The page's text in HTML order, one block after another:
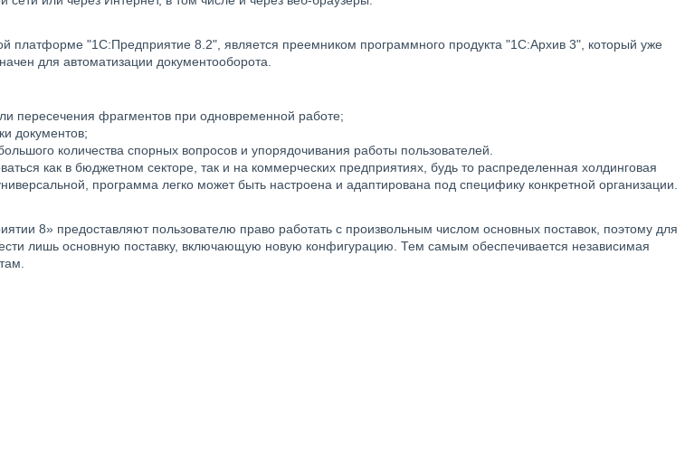
платформе "1С:Предприятие 8.2", является преемником программного продукта "1С:Архив 3", который уже
для автоматизации документооборота.
пересечения фрагментов при одновременной работе;
документов;
количества спорных вопросов и упорядочивания работы пользователей.
как в бюджетном секторе, так и на коммерческих предприятиях, будь то распределенная холдинговая
программа легко может быть настроена и адаптирована под специфику конкретной организации.
8» предоставляют пользователю право работать с произвольным числом основных поставок, поэтому для
лишь основную поставку, включающую новую конфигурацию. Тем самым обеспечивается независимая